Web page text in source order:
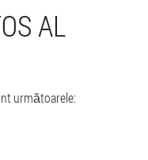
AL
următoarele: